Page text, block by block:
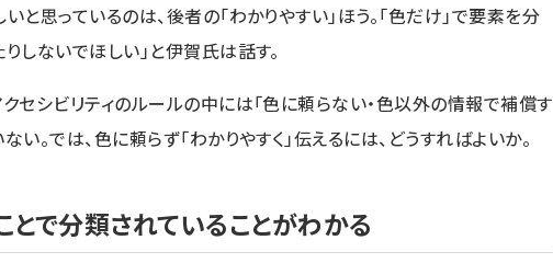
と思っているのは、後者の「わかりやすい」ほう。「色だけ」で要素を分
しないでほしい」と伊賀氏は話す。
クセシビリティのルールの中には「色に頼らない・色以外の情報で補償す
い。では、色に頼らず「わかりやすく」伝えるには、どうすればよいか。
とで分類されていることがわかる